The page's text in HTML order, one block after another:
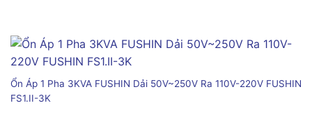
Ổn Áp 1 Pha 3KVA FUSHIN Dải 50V~250V Ra 110V-220V FUSHIN
FS1.II-3K